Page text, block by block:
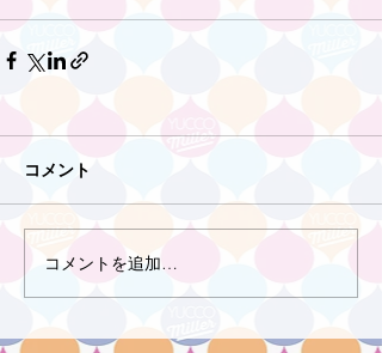
コメント
コメントを追加…